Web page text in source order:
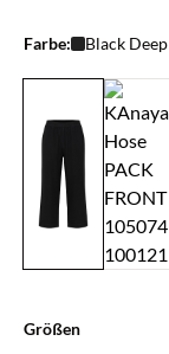
Farbe: Black Deep
Größen